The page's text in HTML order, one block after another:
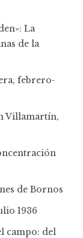
La
de la
febrero-
Villamartín,
de Bornos
1936
campo: del